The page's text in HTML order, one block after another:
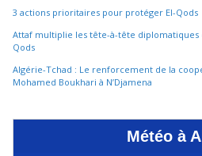
3 actions prioritaires pour protéger El-Qods
Attaf multiplie les tête-à-tête diplomatiques
Qods
Algérie-Tchad : Le renforcement de la
Mohamed Boukhari à N’Djamena
Météo à